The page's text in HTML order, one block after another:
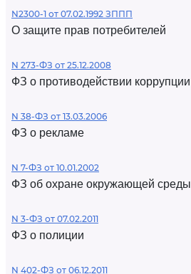
N2300-1 от 07.02.1992 ЗППП
О защите прав потребителей
N 273-ФЗ от 25.12.2008
ФЗ о противодействии коррупции
N 38-ФЗ от 13.03.2006
ФЗ о рекламе
N 7-ФЗ от 10.01.2002
ФЗ об охране окружающей среды
N 3-ФЗ от 07.02.2011
ФЗ о полиции
N 402-ФЗ от 06.12.2011